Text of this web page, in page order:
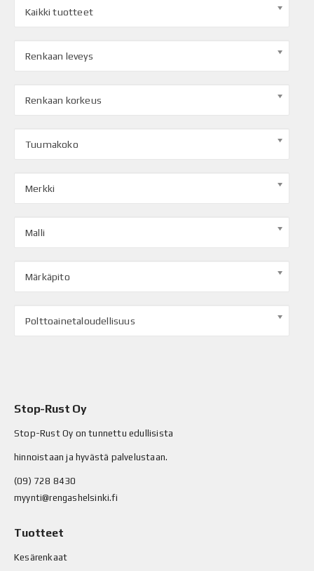
Kaikki tuotteet
Renkaan leveys
Renkaan korkeus
Tuumakoko
Merkki
Malli
Märkäpito
Polttoainetaloudellisuus
Stop-Rust Oy
Stop-Rust Oy on tunnettu edullisista
hinnoistaan ja hyvästä palvelustaan.
(09) 728 8430
myynti@rengashelsinki.fi
Tuotteet
Kesärenkaat